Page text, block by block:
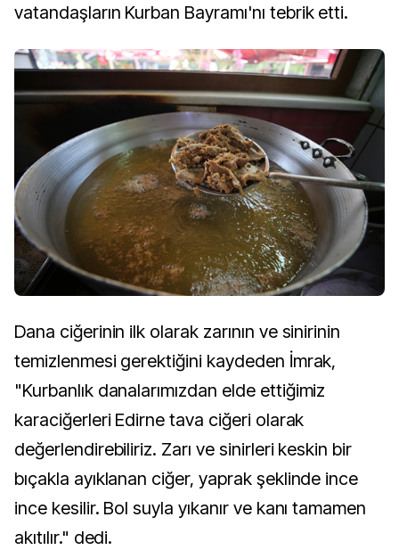
vatandaşların Kurban Bayramı'nı tebrik etti.
Dana ciğerinin ilk olarak zarının ve sinirinin
temizlenmesi gerektiğini kaydeden İmrak,
"Kurbanlık danalarımızdan elde ettiğimiz
karaciğerleri Edirne tava ciğeri olarak
değerlendirebiliriz. Zarı ve sinirleri keskin bir
bıçakla ayıklanan ciğer, yaprak şeklinde ince
ince kesilir. Bol suyla yıkanır ve kanı tamamen
akıtılır." dedi.